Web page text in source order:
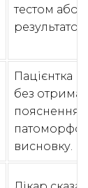
тестом або
Пацієнтка
без
пояснення
висновку.